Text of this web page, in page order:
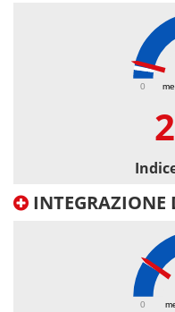
0
INTEGRAZIONE
0